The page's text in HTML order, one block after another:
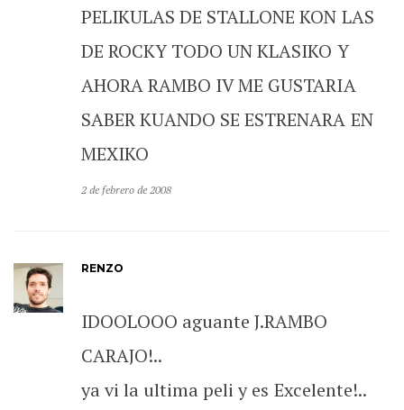
PELIKULAS DE STALLONE KON LAS
DE ROCKY TODO UN KLASIKO Y
AHORA RAMBO IV ME GUSTARIA
SABER KUANDO SE ESTRENARA EN
MEXIKO
2 de febrero de 2008
RENZO
IDOOLOOO aguante J.RAMBO
CARAJO!..
ya vi la ultima peli y es Excelente!..